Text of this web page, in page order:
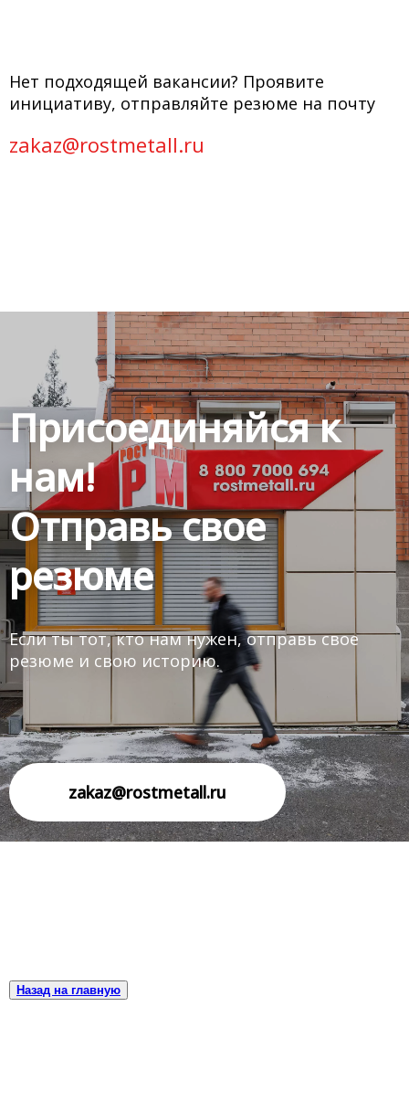
Нет подходящей вакансии? Проявите
инициативу, отправляйте резюме на почту
zakaz@rostmetall.ru
Присоединяйся к
нам!
Отправь свое
резюме
Если ты тот, кто нам нужен, отправь свое
резюме и свою историю.
zakaz@rostmetall.ru
Назад на главную